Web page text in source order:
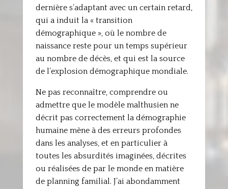
dernière s’adaptant avec un certain retard,
qui a induit la « transition
démographique », où le nombre de
naissance reste pour un temps supérieur
au nombre de décès, et qui est la source
de l’explosion démographique mondiale.
Ne pas reconnaître, comprendre ou
admettre que le modèle malthusien ne
décrit pas correctement la démographie
humaine mène à des erreurs profondes
dans les analyses, et en particulier à
toutes les absurdités imaginées, décrites
ou réalisées de par le monde en matière
de planning familial. J’ai abondamment